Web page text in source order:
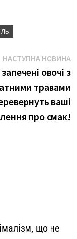
НАСТУПНА НОВИНА
запечені овочі з
травами
ваші
про смак!
що не